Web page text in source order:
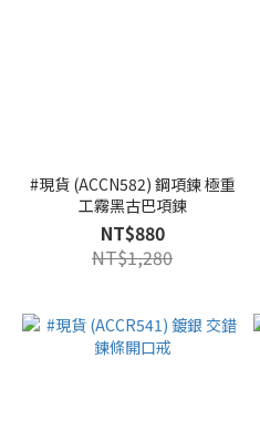
#現貨 (ACCN582) 鋼項鍊 極重
工霧黑古巴項鍊
NT$880
NT$1,280